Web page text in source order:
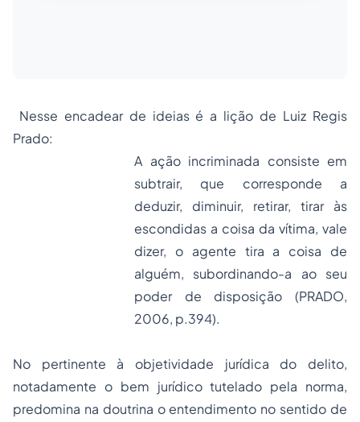
Nesse encadear de ideias é a lição de Luiz Regis
Prado:
A ação incriminada consiste em
subtrair, que corresponde a
deduzir, diminuir, retirar, tirar às
escondidas a coisa da vítima, vale
dizer, o agente tira a coisa de
alguém, subordinando-a ao seu
poder de disposição (PRADO,
2006, p.394).
No pertinente à objetividade jurídica do delito,
notadamente o bem jurídico tutelado pela norma,
predomina na doutrina o entendimento no sentido de